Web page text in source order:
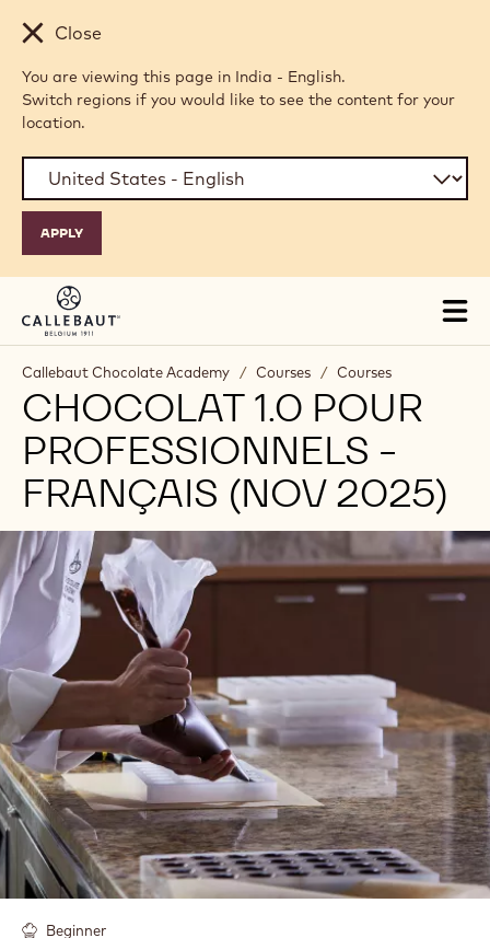
Skip to main content
Close
You are viewing this page in India - English.
Switch regions if you would like to see the content for your
location.
Callebaut Chocolate Academy / Courses / Courses
CHOCOLAT 1.0 POUR
PROFESSIONNELS -
FRANÇAIS (NOV 2025)
Beginner